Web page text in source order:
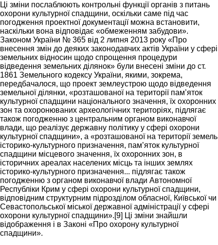
Ці зміни послаблюють контрольні функції органів з питань
охорони культурної спадщини, оскільки саме під час
погодження проектної документації можна встановити,
наскільки вона відповідає «обмеженням забудови».
Законом України № 365 від 2 липня 2013 року «Про
внесення змін до деяких законодавчих актів України у сфері
земельних відносин щодо спрощення процедури
відведення земельних ділянок» були внесені зміни до ст.
1861 Земельного кодексу України, якими, зокрема,
передбачалося, що проект землеустрою щодо відведення
земельної ділянки, «розташованої на території пам’яток
культурної спадщини національного значення, їх охоронних
зон та охоронюваних археологічних територіях, підлягає
також погодженню з центральним органом виконавчої
влади, що реалізує державну політику у сфері охорони
культурної спадщини», а «розташованої на території земель
історико-культурного призначення, пам’яток культурної
спадщини місцевого значення, їх охоронних зон, в
історичних ареалах населених місць та інших землях
історико-культурного призначення... підлягає також
погодженню з органом виконавчої влади Автономної
Республіки Крим у сфері охорони культурної спадщини,
відповідним структурним підрозділом обласної, Київської чи
Севастопольської міської державної адміністрації у сфері
охорони культурної спадщини».[9] Ці зміни знайшли
відображення і в Законі «Про охорону культурної
спадщини».